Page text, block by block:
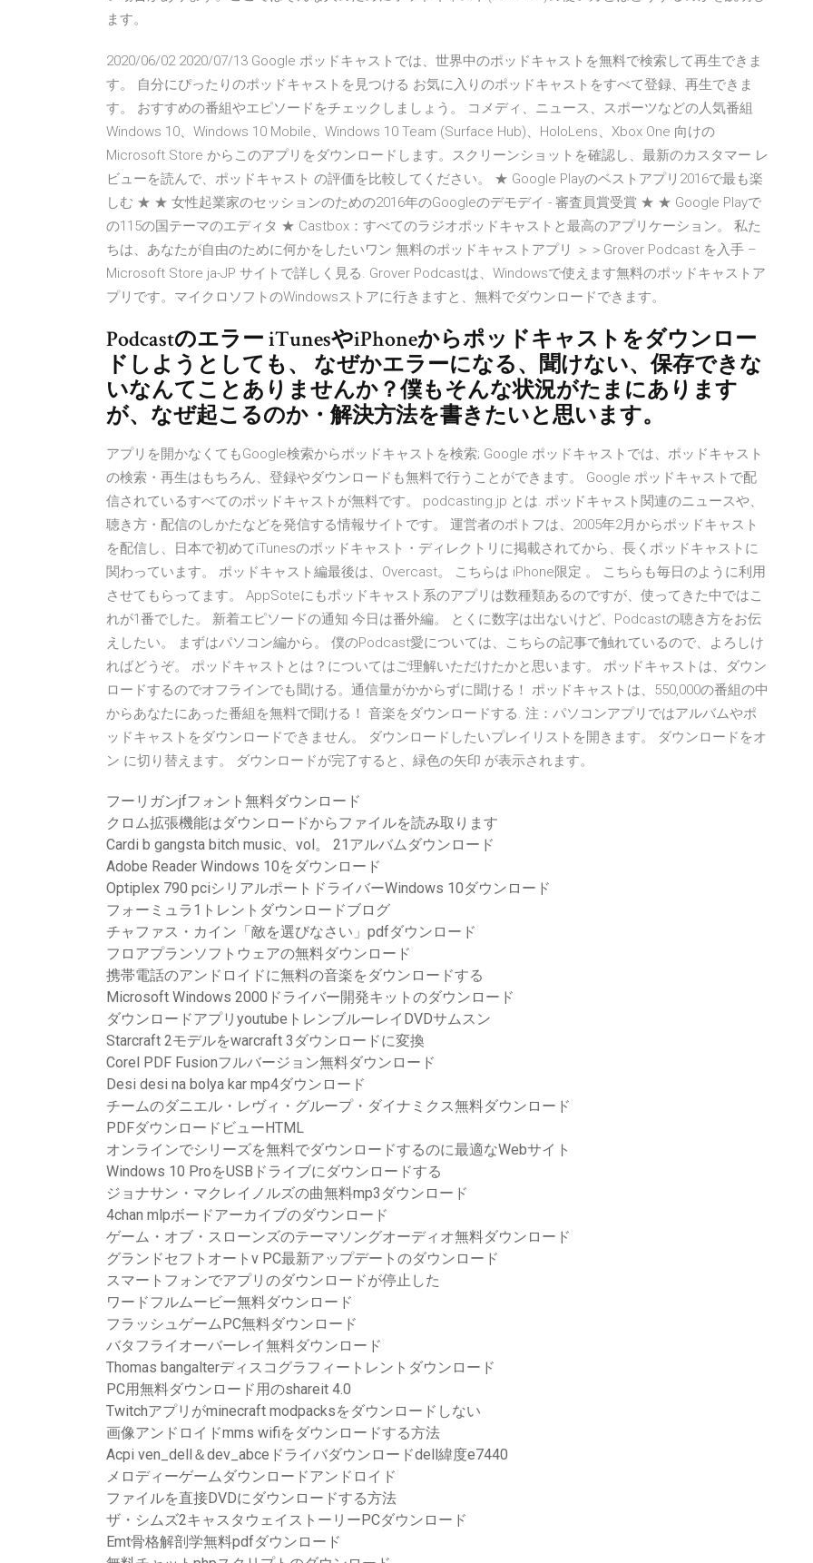
ます。
2020/06/02 2020/07/13 Google ポッドキャストでは、世界中のポッドキャストを無料で検索して再生できま
す。 自分にぴったりのポッドキャストを見つける お気に入りのポッドキャストをすべて登録、再生できま
す。 おすすめの番組やエピソードをチェックしましょう。 コメディ、ニュース、スポーツなどの人気番組
Windows 10、Windows 10 Mobile、Windows 10 Team (Surface Hub)、HoloLens、Xbox One 向けの
Microsoft Store からこのアプリをダウンロードします。スクリーンショットを確認し、最新のカスタマー レ
ビューを読んで、ポッドキャスト の評価を比較してください。 ★ Google Playのベストアプリ2016で最も楽
しむ ★ ★ 女性起業家のセッションのための2016年のGoogleのデモデイ - 審査員賞受賞 ★ ★ Google Playで
の115の国テーマのエディタ ★ Castbox：すべてのラジオポッドキャストと最高のアプリケーション。 私た
ちは、あなたが自由のために何かをしたいワン 無料のポッドキャストアプリ ＞＞Grover Podcast を入手 –
Microsoft Store ja-JP サイトで詳しく見る. Grover Podcastは、Windowsで使えます無料のポッドキャストア
プリです。マイクロソフトのWindowsストアに行きますと、無料でダウンロードできます。
Podcastのエラー iTunesやiPhoneからポッドキャストをダウンロー
ドしようとしても、 なぜかエラーになる、聞けない、保存できな
いなんてことありませんか？僕もそんな状況がたまにあります
が、なぜ起こるのか・解決方法を書きたいと思います。
アプリを開かなくてもGoogle検索からポッドキャストを検索; Google ポッドキャストでは、ポッドキャスト
の検索・再生はもちろん、登録やダウンロードも無料で行うことができます。 Google ポッドキャストで配
信されているすべてのポッドキャストが無料です。 podcasting.jp とは. ポッドキャスト関連のニュースや、
聴き方・配信のしかたなどを発信する情報サイトです。 運営者のポトフは、2005年2月からポッドキャスト
を配信し、日本で初めてiTunesのポッドキャスト・ディレクトリに掲載されてから、長くポッドキャストに
関わっています。 ポッドキャスト編最後は、Overcast。 こちらは iPhone限定 。 こちらも毎日のように利用
させてもらってます。 AppSoteにもポッドキャスト系のアプリは数種類あるのですが、使ってきた中ではこ
れが1番でした。 新着エピソードの通知 今日は番外編。 とくに数字は出ないけど、Podcastの聴き方をお伝
えしたい。 まずはパソコン編から。 僕のPodcast愛については、こちらの記事で触れているので、よろしけ
ればどうぞ。 ポッドキャストとは？についてはご理解いただけたかと思います。 ポッドキャストは、ダウン
ロードするのでオフラインでも聞ける。通信量がかからずに聞ける！ ポッドキャストは、550,000の番組の中
からあなたにあった番組を無料で聞ける！ 音楽をダウンロードする. 注：パソコンアプリではアルバムやポ
ッドキャストをダウンロードできません。 ダウンロードしたいプレイリストを開きます。 ダウンロードをオ
ン に切り替えます。 ダウンロードが完了すると、緑色の矢印 が表示されます。
フーリガンjfフォント無料ダウンロード
クロム拡張機能はダウンロードからファイルを読み取ります
Cardi b gangsta bitch music、vol。 21アルバムダウンロード
Adobe Reader Windows 10をダウンロード
Optiplex 790 pciシリアルポートドライバーWindows 10ダウンロード
フォーミュラ1トレントダウンロードブログ
チャファス・カイン「敵を選びなさい」pdfダウンロード
フロアプランソフトウェアの無料ダウンロード
携帯電話のアンドロイドに無料の音楽をダウンロードする
Microsoft Windows 2000ドライバー開発キットのダウンロード
ダウンロードアプリyoutubeトレンブルーレイDVDサムスン
Starcraft 2モデルをwarcraft 3ダウンロードに変換
Corel PDF Fusionフルバージョン無料ダウンロード
Desi desi na bolya kar mp4ダウンロード
チームのダニエル・レヴィ・グループ・ダイナミクス無料ダウンロード
PDFダウンロードビューHTML
オンラインでシリーズを無料でダウンロードするのに最適なWeb​​サイト
Windows 10 ProをUSBドライブにダウンロードする
ジョナサン・マクレイノルズの曲無料mp3ダウンロード
4chan mlpボードアーカイブのダウンロード
ゲーム・オブ・スローンズのテーマソングオーディオ無料ダウンロード
グランドセフトオートv PC最新アップデートのダウンロード
スマートフォンでアプリのダウンロードが停止した
ワードフルムービー無料ダウンロード
フラッシュゲームPC無料ダウンロード
バタフライオーバーレイ無料ダウンロード
Thomas bangalterディスコグラフィートレントダウンロード
PC用無料ダウンロード用のshareit 4.0
Twitchアプリがminecraft modpacksをダウンロードしない
画像アンドロイドmms wifiをダウンロードする方法
Acpi ven_dell＆dev_abceドライバダウンロードdell緯度e7440
メロディーゲームダウンロードアンドロイド
ファイルを直接DVDにダウンロードする方法
ザ・シムズ2キャスタウェイストーリーPCダウンロード
Emt骨格解剖学無料pdfダウンロード